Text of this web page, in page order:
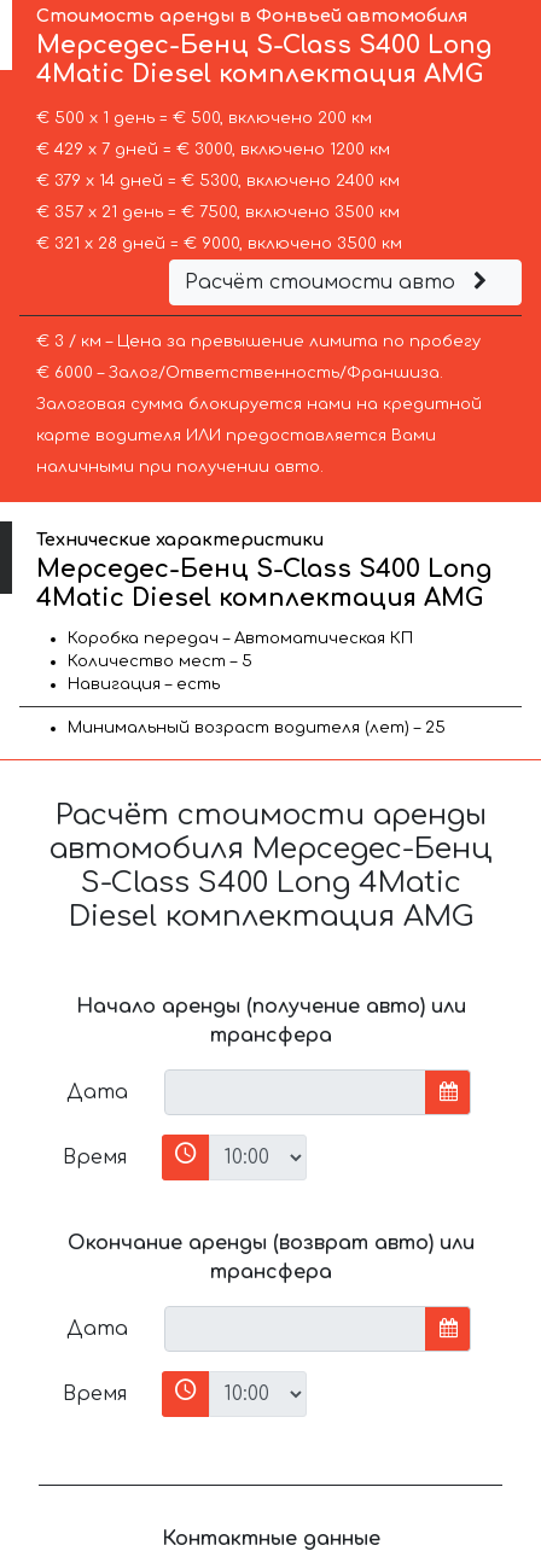
Стоимость аренды в Фонвьей автомобиля
Мерседес-Бенц S-Class S400 Long
4Matic Diesel комплектация AMG
€ 500 х 1 день = € 500, включено 200 км
€ 429 х 7 дней = € 3000, включено 1200 км
€ 379 х 14 дней = € 5300, включено 2400 км
€ 357 х 21 день = € 7500, включено 3500 км
€ 321 х 28 дней = € 9000, включено 3500 км
Расчёт стоимости авто
€ 3 / км – Цена за превышение лимита по пробегу
€ 6000 – Залог/Ответственность/Франшиза.
Залоговая сумма блокируется нами на кредитной
карте водителя ИЛИ предоставляется Вами
наличными при получении авто.
Технические характеристики
Мерседес-Бенц S-Class S400 Long
4Matic Diesel комплектация AMG
Коробка передач – Автоматическая КП
Количество мест – 5
Навигация – есть
Минимальный возраст водителя (лет) – 25
Расчёт стоимости аренды
автомобиля Мерседес-Бенц
S-Class S400 Long 4Matic
Diesel комплектация AMG
Начало аренды (получение авто) или
трансфера
Дата
Время
Окончание аренды (возврат авто) или
трансфера
Дата
Время
Контактные данные